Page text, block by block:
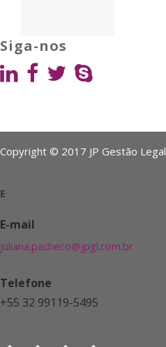
Siga-nos
Copyright © 2017 JP Gestão Legal
E
E-mail
juliana.pacheco@jpgl.com.br
Telefone
+55 32 99119-5495